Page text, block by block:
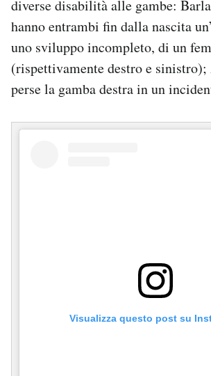
diverse disabilità alle gambe:
hanno entrambi fin dalla nascita
uno sviluppo incompleto, di un
(rispettivamente destro e sinistro);
perse la gamba destra in un
Visualizza questo post su